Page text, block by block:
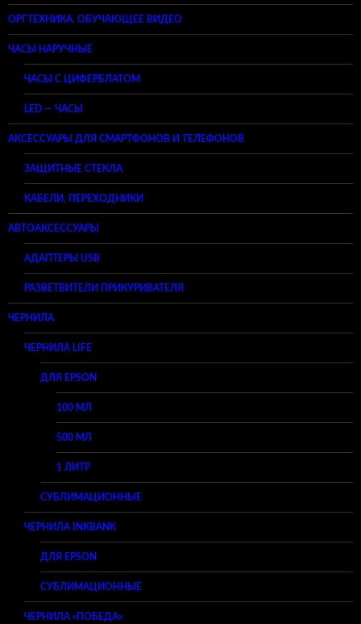
ОРГТЕХНИКА. ОБУЧАЮЩЕЕ ВИДЕО
ЧАСЫ НАРУЧНЫЕ
ЧАСЫ С ЦИФЕРБЛАТОМ
LED — ЧАСЫ
АКСЕССУАРЫ ДЛЯ СМАРТФОНОВ И ТЕЛЕФОНОВ
ЗАЩИТНЫЕ СТЕКЛА
КАБЕЛИ, ПЕРЕХОДНИКИ
АВТОАКСЕССУАРЫ
АДАПТЕРЫ USB
РАЗВЕТВИТЕЛИ ПРИКУРИВАТЕЛЯ
ЧЕРНИЛА
ЧЕРНИЛА LIFE
ДЛЯ EPSON
100 МЛ
500 МЛ
1 ЛИТР
СУБЛИМАЦИОННЫЕ
ЧЕРНИЛА INKBANK
ДЛЯ EPSON
СУБЛИМАЦИОННЫЕ
ЧЕРНИЛА «ПОБЕДА»